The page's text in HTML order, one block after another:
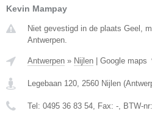
Kevin Mampay
Niet gevestigd in de plaats Geel,
Antwerpen.
Antwerpen » Nijlen Google maps
Legebaan 120, 2560 Nijlen (
Tel: 0495 36 83 54, Fax: -, BTW-nr: